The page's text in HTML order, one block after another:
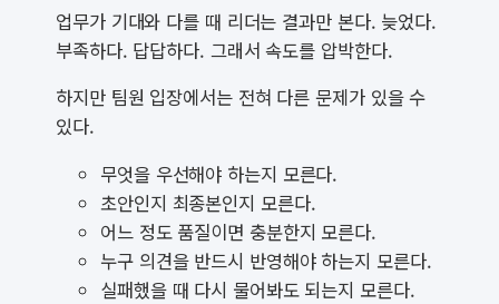
업무가 기대와 다를 때 리더는 결과만 본다. 늦었다.
부족하다. 답답하다. 그래서 속도를 압박한다.
하지만 팀원 입장에서는 전혀 다른 문제가 있을 수
있다.
무엇을 우선해야 하는지 모른다.
초안인지 최종본인지 모른다.
어느 정도 품질이면 충분한지 모른다.
누구 의견을 반드시 반영해야 하는지 모른다.
실패했을 때 다시 물어봐도 되는지 모른다.